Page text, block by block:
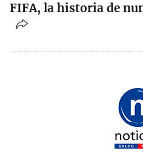
FIFA, la historia de